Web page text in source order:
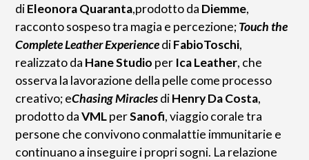
diEleonora Quaranta,prodotto da Diemme,
racconto sospeso tra magia e percezione;Touch the
Complete Leather ExperiencediFabioToschi,
realizzato da Hane Studio per Ica Leather, che
osserva la lavorazione della pelle come processo
creativo; eChasing MiraclesdiHenry Da Costa,
prodotto daVMLperSanofi, viaggio corale tra
persone che convivono conmalattie immunitarie e
continuano a inseguire i propri sogni. La relazione